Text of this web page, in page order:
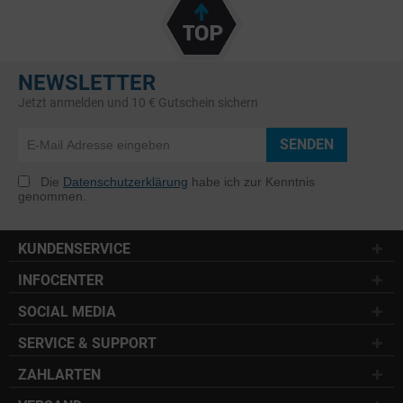
NEWSLETTER
Jetzt anmelden und 10 € Gutschein sichern
SENDEN
Die Datenschutzerklärung habe ich zur Kenntnis
genommen.
KUNDENSERVICE
INFOCENTER
SOCIAL MEDIA
SERVICE & SUPPORT
ZAHLARTEN